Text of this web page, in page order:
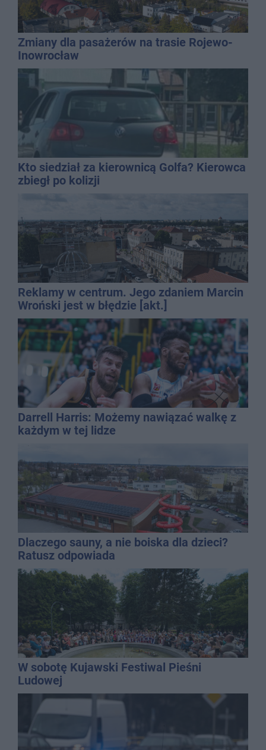
Zmiany dla pasażerów na trasie Rojewo-
Inowrocław
Kto siedział za kierownicą Golfa? Kierowca
zbiegł po kolizji
Reklamy w centrum. Jego zdaniem Marcin
Wroński jest w błędzie [akt.]
Darrell Harris: Możemy nawiązać walkę z
każdym w tej lidze
Dlaczego sauny, a nie boiska dla dzieci?
Ratusz odpowiada
W sobotę Kujawski Festiwal Pieśni
Ludowej